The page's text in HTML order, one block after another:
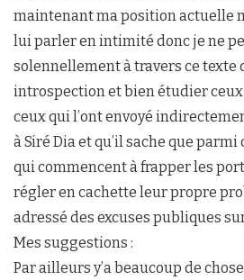
maintenant ma position actuelle
lui parler en intimité donc je ne
solennellement à travers ce texte
introspection et bien étudier
ceux qui l’ont envoyé
à Siré Dia et qu’il sache que
qui commencent à frapper les
régler en cachette leur propre
adressé des excuses publiques
Mes suggestions :
Par ailleurs y’a beaucoup de